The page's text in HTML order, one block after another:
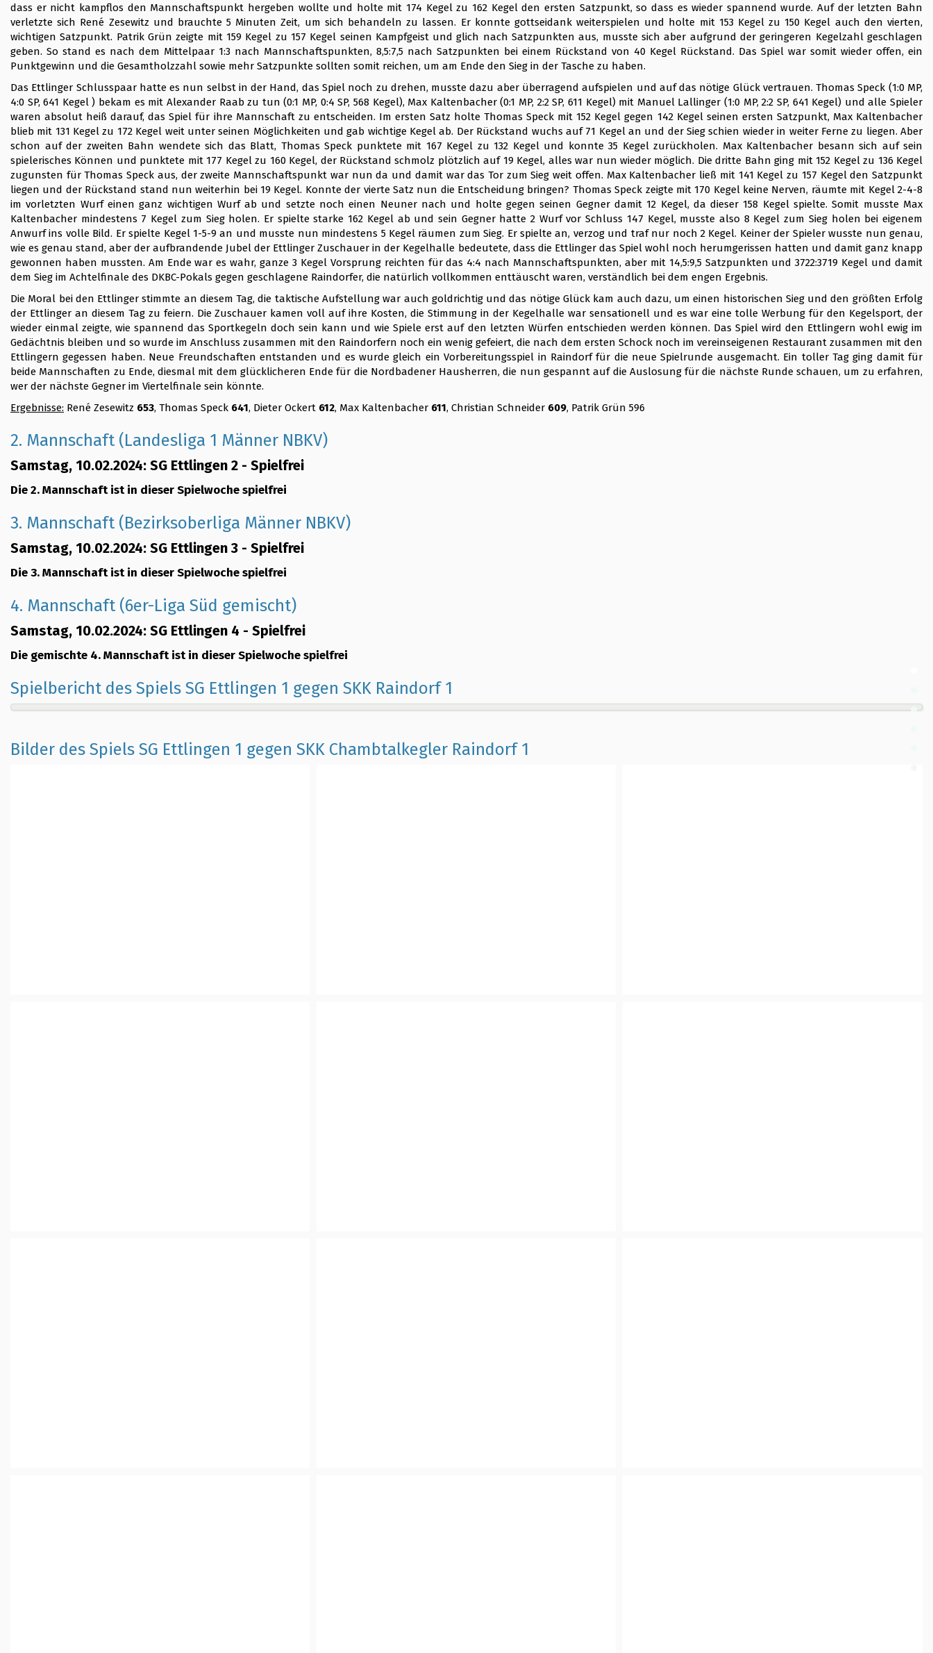
dass er nicht kampflos den Mannschaftspunkt hergeben wollte und holte mit 174 Kegel zu 162 Kegel den ersten Satzpunkt, so dass es wieder spannend wurde. Auf der letzten Bahn
verletzte sich René Zesewitz und brauchte 5 Minuten Zeit, um sich behandeln zu lassen. Er konnte gottseidank weiterspielen und holte mit 153 Kegel zu 150 Kegel auch den vierten,
wichtigen Satzpunkt. Patrik Grün zeigte mit 159 Kegel zu 157 Kegel seinen Kampfgeist und glich nach Satzpunkten aus, musste sich aber aufgrund der geringeren Kegelzahl geschlagen
geben. So stand es nach dem Mittelpaar 1:3 nach Mannschaftspunkten, 8,5:7,5 nach Satzpunkten bei einem Rückstand von 40 Kegel Rückstand. Das Spiel war somit wieder offen, ein
Punktgewinn und die Gesamtholzzahl sowie mehr Satzpunkte sollten somit reichen, um am Ende den Sieg in der Tasche zu haben.
Das Ettlinger Schlusspaar hatte es nun selbst in der Hand, das Spiel noch zu drehen, musste dazu aber überragend aufspielen und auf das nötige Glück vertrauen. Thomas Speck (1:0 MP,
4:0 SP, 641 Kegel ) bekam es mit Alexander Raab zu tun (0:1 MP, 0:4 SP, 568 Kegel), Max Kaltenbacher (0:1 MP, 2:2 SP, 611 Kegel) mit Manuel Lallinger (1:0 MP, 2:2 SP, 641 Kegel) und alle Spieler
waren absolut heiß darauf, das Spiel für ihre Mannschaft zu entscheiden. Im ersten Satz holte Thomas Speck mit 152 Kegel gegen 142 Kegel seinen ersten Satzpunkt, Max Kaltenbacher
blieb mit 131 Kegel zu 172 Kegel weit unter seinen Möglichkeiten und gab wichtige Kegel ab. Der Rückstand wuchs auf 71 Kegel an und der Sieg schien wieder in weiter Ferne zu liegen. Aber
schon auf der zweiten Bahn wendete sich das Blatt, Thomas Speck punktete mit 167 Kegel zu 132 Kegel und konnte 35 Kegel zurückholen. Max Kaltenbacher besann sich auf sein
spielerisches Können und punktete mit 177 Kegel zu 160 Kegel, der Rückstand schmolz plötzlich auf 19 Kegel, alles war nun wieder möglich. Die dritte Bahn ging mit 152 Kegel zu 136 Kegel
zugunsten für Thomas Speck aus, der zweite Mannschaftspunkt war nun da und damit war das Tor zum Sieg weit offen. Max Kaltenbacher ließ mit 141 Kegel zu 157 Kegel den Satzpunkt
liegen und der Rückstand stand nun weiterhin bei 19 Kegel. Konnte der vierte Satz nun die Entscheidung bringen? Thomas Speck zeigte mit 170 Kegel keine Nerven, räumte mit Kegel 2-4-8
im vorletzten Wurf einen ganz wichtigen Wurf ab und setzte noch einen Neuner nach und holte gegen seinen Gegner damit 12 Kegel, da dieser 158 Kegel spielte. Somit musste Max
Kaltenbacher mindestens 7 Kegel zum Sieg holen. Er spielte starke 162 Kegel ab und sein Gegner hatte 2 Wurf vor Schluss 147 Kegel, musste also 8 Kegel zum Sieg holen bei eigenem
Anwurf ins volle Bild. Er spielte Kegel 1-5-9 an und musste nun mindestens 5 Kegel räumen zum Sieg. Er spielte an, verzog und traf nur noch 2 Kegel. Keiner der Spieler wusste nun genau,
wie es genau stand, aber der aufbrandende Jubel der Ettlinger Zuschauer in der Kegelhalle bedeutete, dass die Ettlinger das Spiel wohl noch herumgerissen hatten und damit ganz knapp
gewonnen haben mussten. Am Ende war es wahr, ganze 3 Kegel Vorsprung reichten für das 4:4 nach Mannschaftspunkten, aber mit 14,5:9,5 Satzpunkten und 3722:3719 Kegel und damit
dem Sieg im Achtelfinale des DKBC-Pokals gegen geschlagene Raindorfer, die natürlich vollkommen enttäuscht waren, verständlich bei dem engen Ergebnis.
Die Moral bei den Ettlinger stimmte an diesem Tag, die taktische Aufstellung war auch goldrichtig und das nötige Glück kam auch dazu, um einen historischen Sieg und den größten Erfolg
der Ettlinger an diesem Tag zu feiern. Die Zuschauer kamen voll auf ihre Kosten, die Stimmung in der Kegelhalle war sensationell und es war eine tolle Werbung für den Kegelsport, der
wieder einmal zeigte, wie spannend das Sportkegeln doch sein kann und wie Spiele erst auf den letzten Würfen entschieden werden können. Das Spiel wird den Ettlingern wohl ewig im
Gedächtnis bleiben und so wurde im Anschluss zusammen mit den Raindorfern noch ein wenig gefeiert, die nach dem ersten Schock noch im vereinseigenen Restaurant zusammen mit den
Ettlingern gegessen haben. Neue Freundschaften entstanden und es wurde gleich ein Vorbereitungsspiel in Raindorf für die neue Spielrunde ausgemacht. Ein toller Tag ging damit für
beide Mannschaften zu Ende, diesmal mit dem glücklicheren Ende für die Nordbadener Hausherren, die nun gespannt auf die Auslosung für die nächste Runde schauen, um zu erfahren,
wer der nächste Gegner im Viertelfinale sein könnte.
Ergebnisse: René Zesewitz 653, Thomas Speck 641, Dieter Ockert 612, Max Kaltenbacher 611, Christian Schneider 609, Patrik Grün 596
2. Mannschaft (Landesliga 1 Männer NBKV)
Samstag, 10.02.2024: SG Ettlingen 2 - Spielfrei
Die 2. Mannschaft ist in dieser Spielwoche spielfrei
3. Mannschaft (Bezirksoberliga Männer NBKV)
Samstag, 10.02.2024: SG Ettlingen 3 - Spielfrei
Die 3. Mannschaft ist in dieser Spielwoche spielfrei
4. Mannschaft (6er-Liga Süd gemischt)
Samstag, 10.02.2024: SG Ettlingen 4 - Spielfrei
Die gemischte 4. Mannschaft ist in dieser Spielwoche spielfrei
Spielbericht des Spiels SG Ettlingen 1 gegen SKK Raindorf 1
Bilder des Spiels SG Ettlingen 1 gegen SKK Chambtalkegler Raindorf 1